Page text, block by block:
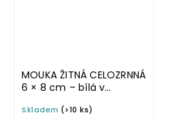
MOUKA ŽITNÁ CELOZRNNÁ
6 × 8 cm – bílá v
omyvatelná samolepka
Skladem (>10 ks)